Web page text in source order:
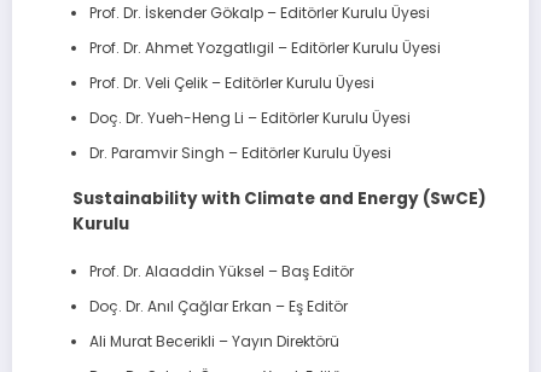
Prof. Dr. İskender Gökalp – Editörler Kurulu Üyesi
Prof. Dr. Ahmet Yozgatlıgil – Editörler Kurulu Üyesi
Prof. Dr. Veli Çelik – Editörler Kurulu Üyesi
Doç. Dr. Yueh-Heng Li – Editörler Kurulu Üyesi
Dr. Paramvir Singh – Editörler Kurulu Üyesi
Sustainability with Climate and Energy (SwCE)
Kurulu
Prof. Dr. Alaaddin Yüksel – Baş Editör
Doç. Dr. Anıl Çağlar Erkan – Eş Editör
Ali Murat Becerikli – Yayın Direktörü